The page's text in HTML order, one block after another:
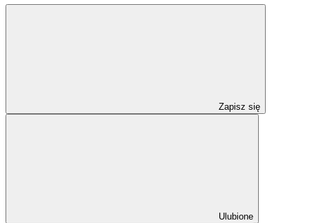
Zapisz się
Ulubione